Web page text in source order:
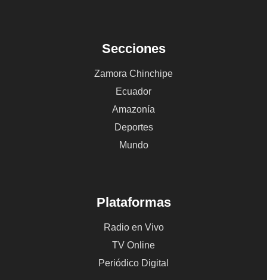
Secciones
Zamora Chinchipe
Ecuador
Amazonía
Deportes
Mundo
Plataformas
Radio en Vivo
TV Online
Periódico Digital